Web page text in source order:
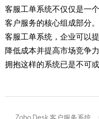
客服工单系统不仅仅是一
客户服务的核心组成部分
客服工单系统，企业可以
降低成本并提高市场竞争
拥抱这样的系统已是不可